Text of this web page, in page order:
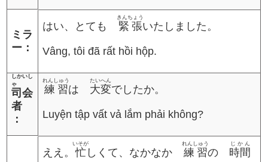
ミラ
ー：
はい、とても 緊張
きんちょう
いたしました。
Vâng, tôi đã rất hồi hộp.
司会
者
しかいし
ゃ
：
練習
れんしゅう
は 大変
たいへん
でしたか。
Luyện tập vất vả lắm phải không?
ええ。忙
いそが
しくて、なかなか 練習
れんしゅう
の 時間
じかん